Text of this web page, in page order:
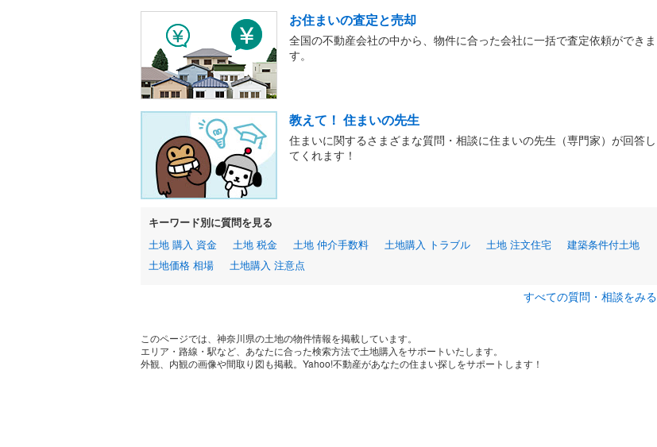
お住まいの査定と売却
全国の不動産会社の中から、物件に合った会社に一括で査定依頼ができま
す。
教えて！ 住まいの先生
住まいに関するさまざまな質問・相談に住まいの先生（専門家）が回答し
てくれます！
キーワード別に質問を見る
土地 購入 資金
土地 税金 土地 仲介手数料 土地購入 トラブル 土地 注文住宅
建築条件付土地
土地価格 相場
土地購入 注意点
すべての質問・相談をみる
このページでは、神奈川県の土地の物件情報を掲載しています。
エリア・路線・駅など、あなたに合った検索方法で土地購入をサポートいたします。
外観、内観の画像や間取り図も掲載。Yahoo!不動産があなたの住まい探しをサポートします！